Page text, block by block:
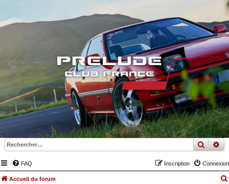
FAQ Connexion
Inscription
Accueil du forum